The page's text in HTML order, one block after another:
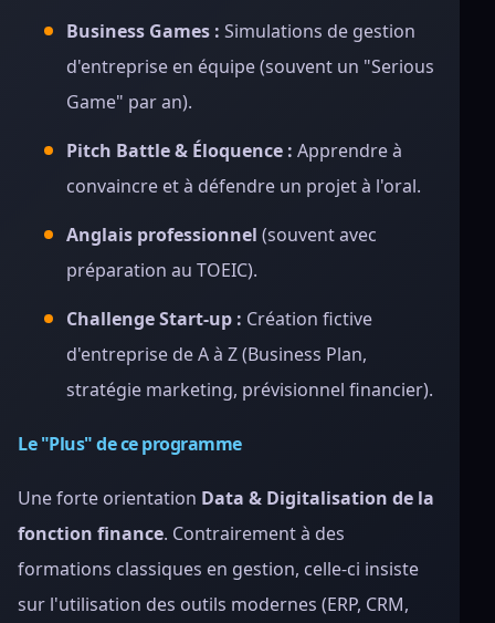
Business Games : Simulations de gestion
d'entreprise en équipe (souvent un "Serious
Game" par an).
Pitch Battle & Éloquence : Apprendre à
convaincre et à défendre un projet à l'oral.
Anglais professionnel (souvent avec
préparation au TOEIC).
Challenge Start-up : Création fictive
d'entreprise de A à Z (Business Plan,
stratégie marketing, prévisionnel financier).
Le "Plus" de ce programme
Une forte orientation Data & Digitalisation de la
fonction finance. Contrairement à des
formations classiques en gestion, celle-ci insiste
sur l'utilisation des outils modernes (ERP, CRM,